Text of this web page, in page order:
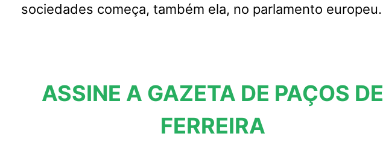
sociedades começa, também ela, no parlamento europeu.
ASSINE A GAZETA DE PAÇOS DE
FERREIRA